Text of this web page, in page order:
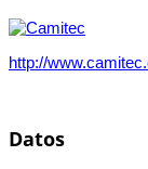
http://
Datos